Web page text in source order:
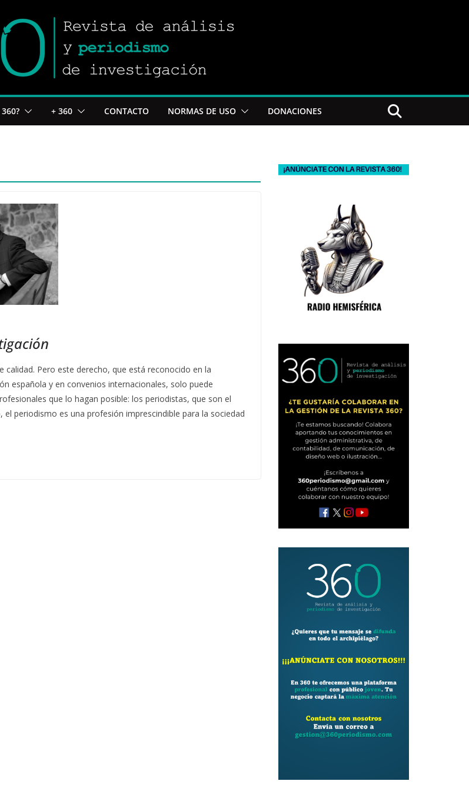
360? + 360 CONTACTO NORMAS DE USO DONACIONES
Pero este derecho, que está reconocido en la
española y en convenios internacionales, solo puede
que lo hagan posible: los periodistas, que son el
periodismo es una profesión imprescindible para la sociedad